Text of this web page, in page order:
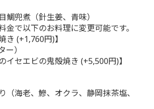
鯛兜煮（針生姜、青味）
で以下のお料理に変更可能です。
き (+1,760円)】
ー）
イセエビの鬼殻焼き (+5,500円)】
（海老、鰺、オクラ、静岡抹茶塩、